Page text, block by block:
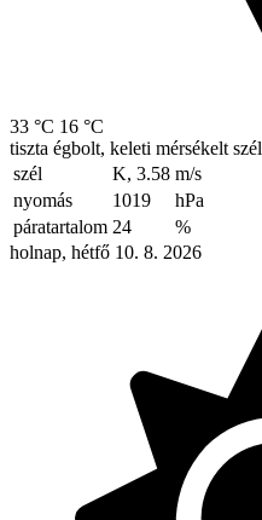
33 °C 16 °C
tiszta égbolt, keleti mérsékelt szél
szél
K, 3.58 m/s
nyomás
1019
hPa
páratartalom 24
%
holnap, hétfő 10. 8. 2026